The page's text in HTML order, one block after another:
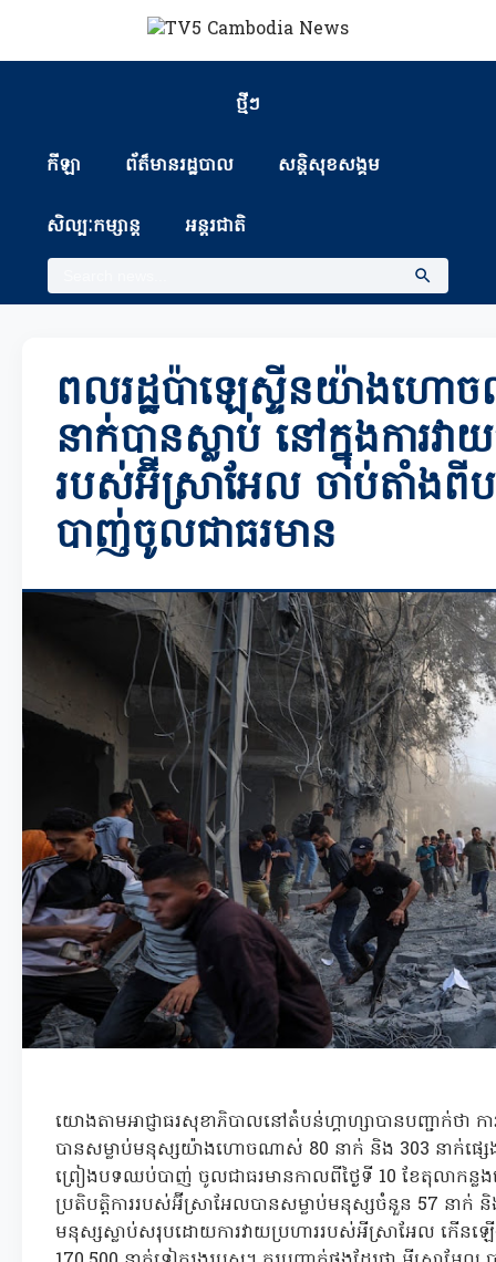
ថ្មីៗ
កីឡា ព័ត៏មានរដ្ឋបាល សន្តិសុខសង្គម
សិល្បៈកម្សាន្ត អន្តរជាតិ
ពលរដ្ឋប៉ាឡេស្ទីនយ៉ាងហោ
នាក់បានស្លាប់ នៅក្នុងការវា
របស់អ៊ីស្រាអែល ចាប់តាំង
បាញ់ចូលជាធរមាន
យោងតាមអាជ្ញាធរសុខាភិបាលនៅតំបន់ហ្គាហ្សាបានបញ្ជាក់ថ
បានសម្លាប់មនុស្សយ៉ាងហោចណាស់ 80 នាក់ និង 303 នាក់ផ្សេ
ព្រៀងបទឈប់បាញ់ ចូលជាធរមានកាលពីថ្ងៃទី 10 ខែតុលាកន្ល
ប្រតិបត្តិការរបស់អ៊ីស្រាអែលបានសម្លាប់មនុស្សចំនួន 57 នា
មនុស្សស្លាប់សរុបដោយការវាយប្រហាររបស់អីស្រាអែល កើន